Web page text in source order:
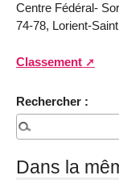
Centre Fédéral-
74-78, Lorient-
Classement
Rechercher :
Dans la